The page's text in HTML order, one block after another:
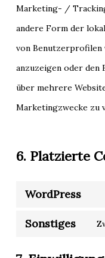
Marketing- /
andere Form der
von Benutzerprofilen
anzuzeigen oder den
über mehrere
Marketingzwecke zu
6. Platzierte
WordPress
Sonstiges